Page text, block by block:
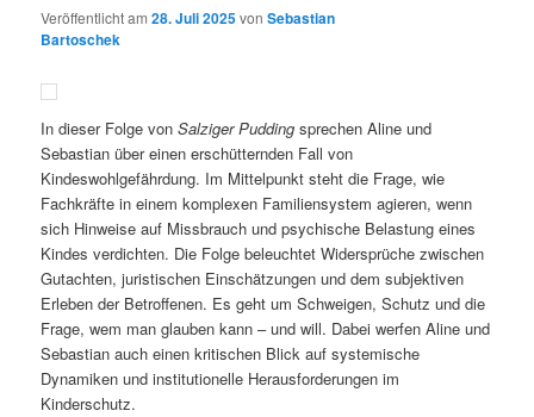
Veröffentlicht am28. Juli 2025vonSebastian
Bartoschek
In dieser Folge vonSalziger Pudding sprechen Aline und
Sebastian über einen erschütternden Fall von
Kindeswohlgefährdung. Im Mittelpunkt steht die Frage, wie
Fachkräfte in einem komplexen Familiensystem agieren, wenn
sich Hinweise auf Missbrauch und psychische Belastung eines
Kindes verdichten. Die Folge beleuchtet Widersprüche zwischen
Gutachten, juristischen Einschätzungen und dem subjektiven
Erleben der Betroffenen. Es geht um Schweigen, Schutz und die
Frage, wem man glauben kann – und will. Dabei werfen Aline und
Sebastian auch einen kritischen Blick auf systemische
Dynamiken und institutionelle Herausforderungen im
Kinderschutz.